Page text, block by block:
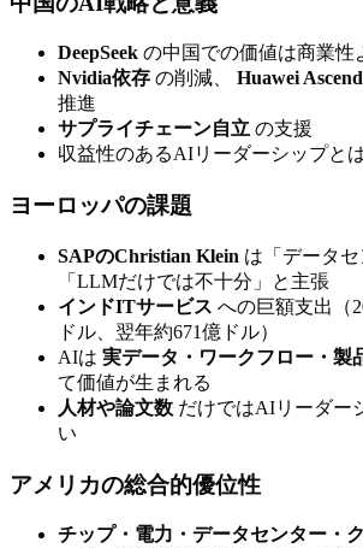
DeepSeek の中国での価値は商業性
Nvidia依存 の削減、 Huawei Ascend
推進
サプライチェーン自立 の支援
収益性のあるAIリーダーシップと
ヨーロッパの課題
SAPのChristian Klein は「データセ
「LLMだけでは不十分」と主張
インドITサービス への巨額支出（
ドル、翌年約671億ドル）
AIは 実データ・ワークフロー・製
て価値が生まれる
人材や論文数 だけではAIリーダー
い
アメリカの総合的優位性
チップ・電力・データセンター・